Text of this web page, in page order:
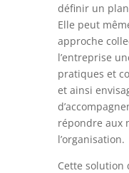
définir un
Elle peut
approche
l’entreprise
pratiques et
et ainsi
répondre aux
l’organisation.
Cette solution